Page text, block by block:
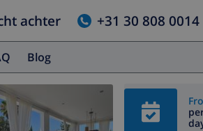
achter +31 30 808 0014
Blog